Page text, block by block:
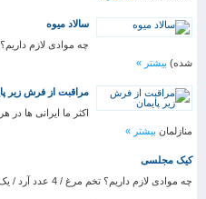
سالاد میوه
شده) بیشتر »
مراقبت از فرش زیر
اکثر ما ایرانی ها
منازلمان بیشتر »
کیک مجلسی
چه موادی لازم داریم؟ تخم مرغ / 4 عدد آرد / یک و نیم لیوان شکر